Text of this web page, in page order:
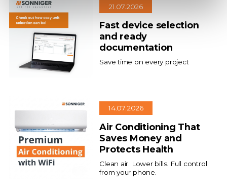
21.07.2026
Fast device selection
and ready
documentation
Save time on every project
14.07.2026
Air Conditioning That
Saves Money and
Protects Health
Clean air. Lower bills. Full control
from your phone.